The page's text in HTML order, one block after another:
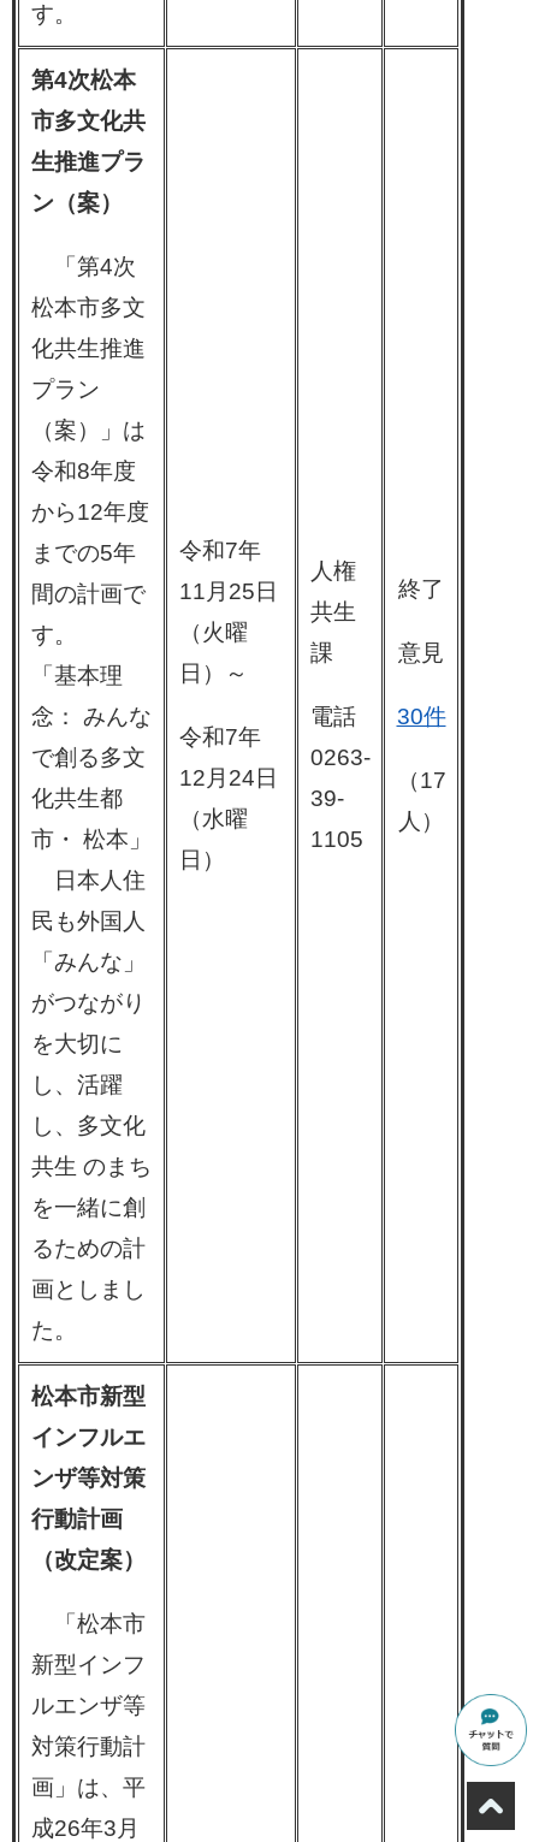
す。
第4次松本
市多文化共
生推進プラ
ン（案）
「第4次
松本市多文
化共生推進
プラン
（案）」は
令和8年度
から12年度
までの5年
間の計画で
す。
「基本理
念： みんな
で創る多文
化共生都
市・ 松本」
日本人住
民も外国人
「みんな」
がつながり
を大切に
し、活躍
し、多文化
共生 のまち
を一緒に創
るための計
画としまし
た。
令和7年
11月25日
（火曜
日）～
令和7年
12月24日
（水曜
日）
人権
共生
課
電話
0263-
39-
1105
終了
意見
30件
（17
人）
松本市新型
インフルエ
ンザ等対策
行動計画
（改定案）
「松本市
新型インフ
ルエンザ等
対策行動計
画」は、平
成26年3月